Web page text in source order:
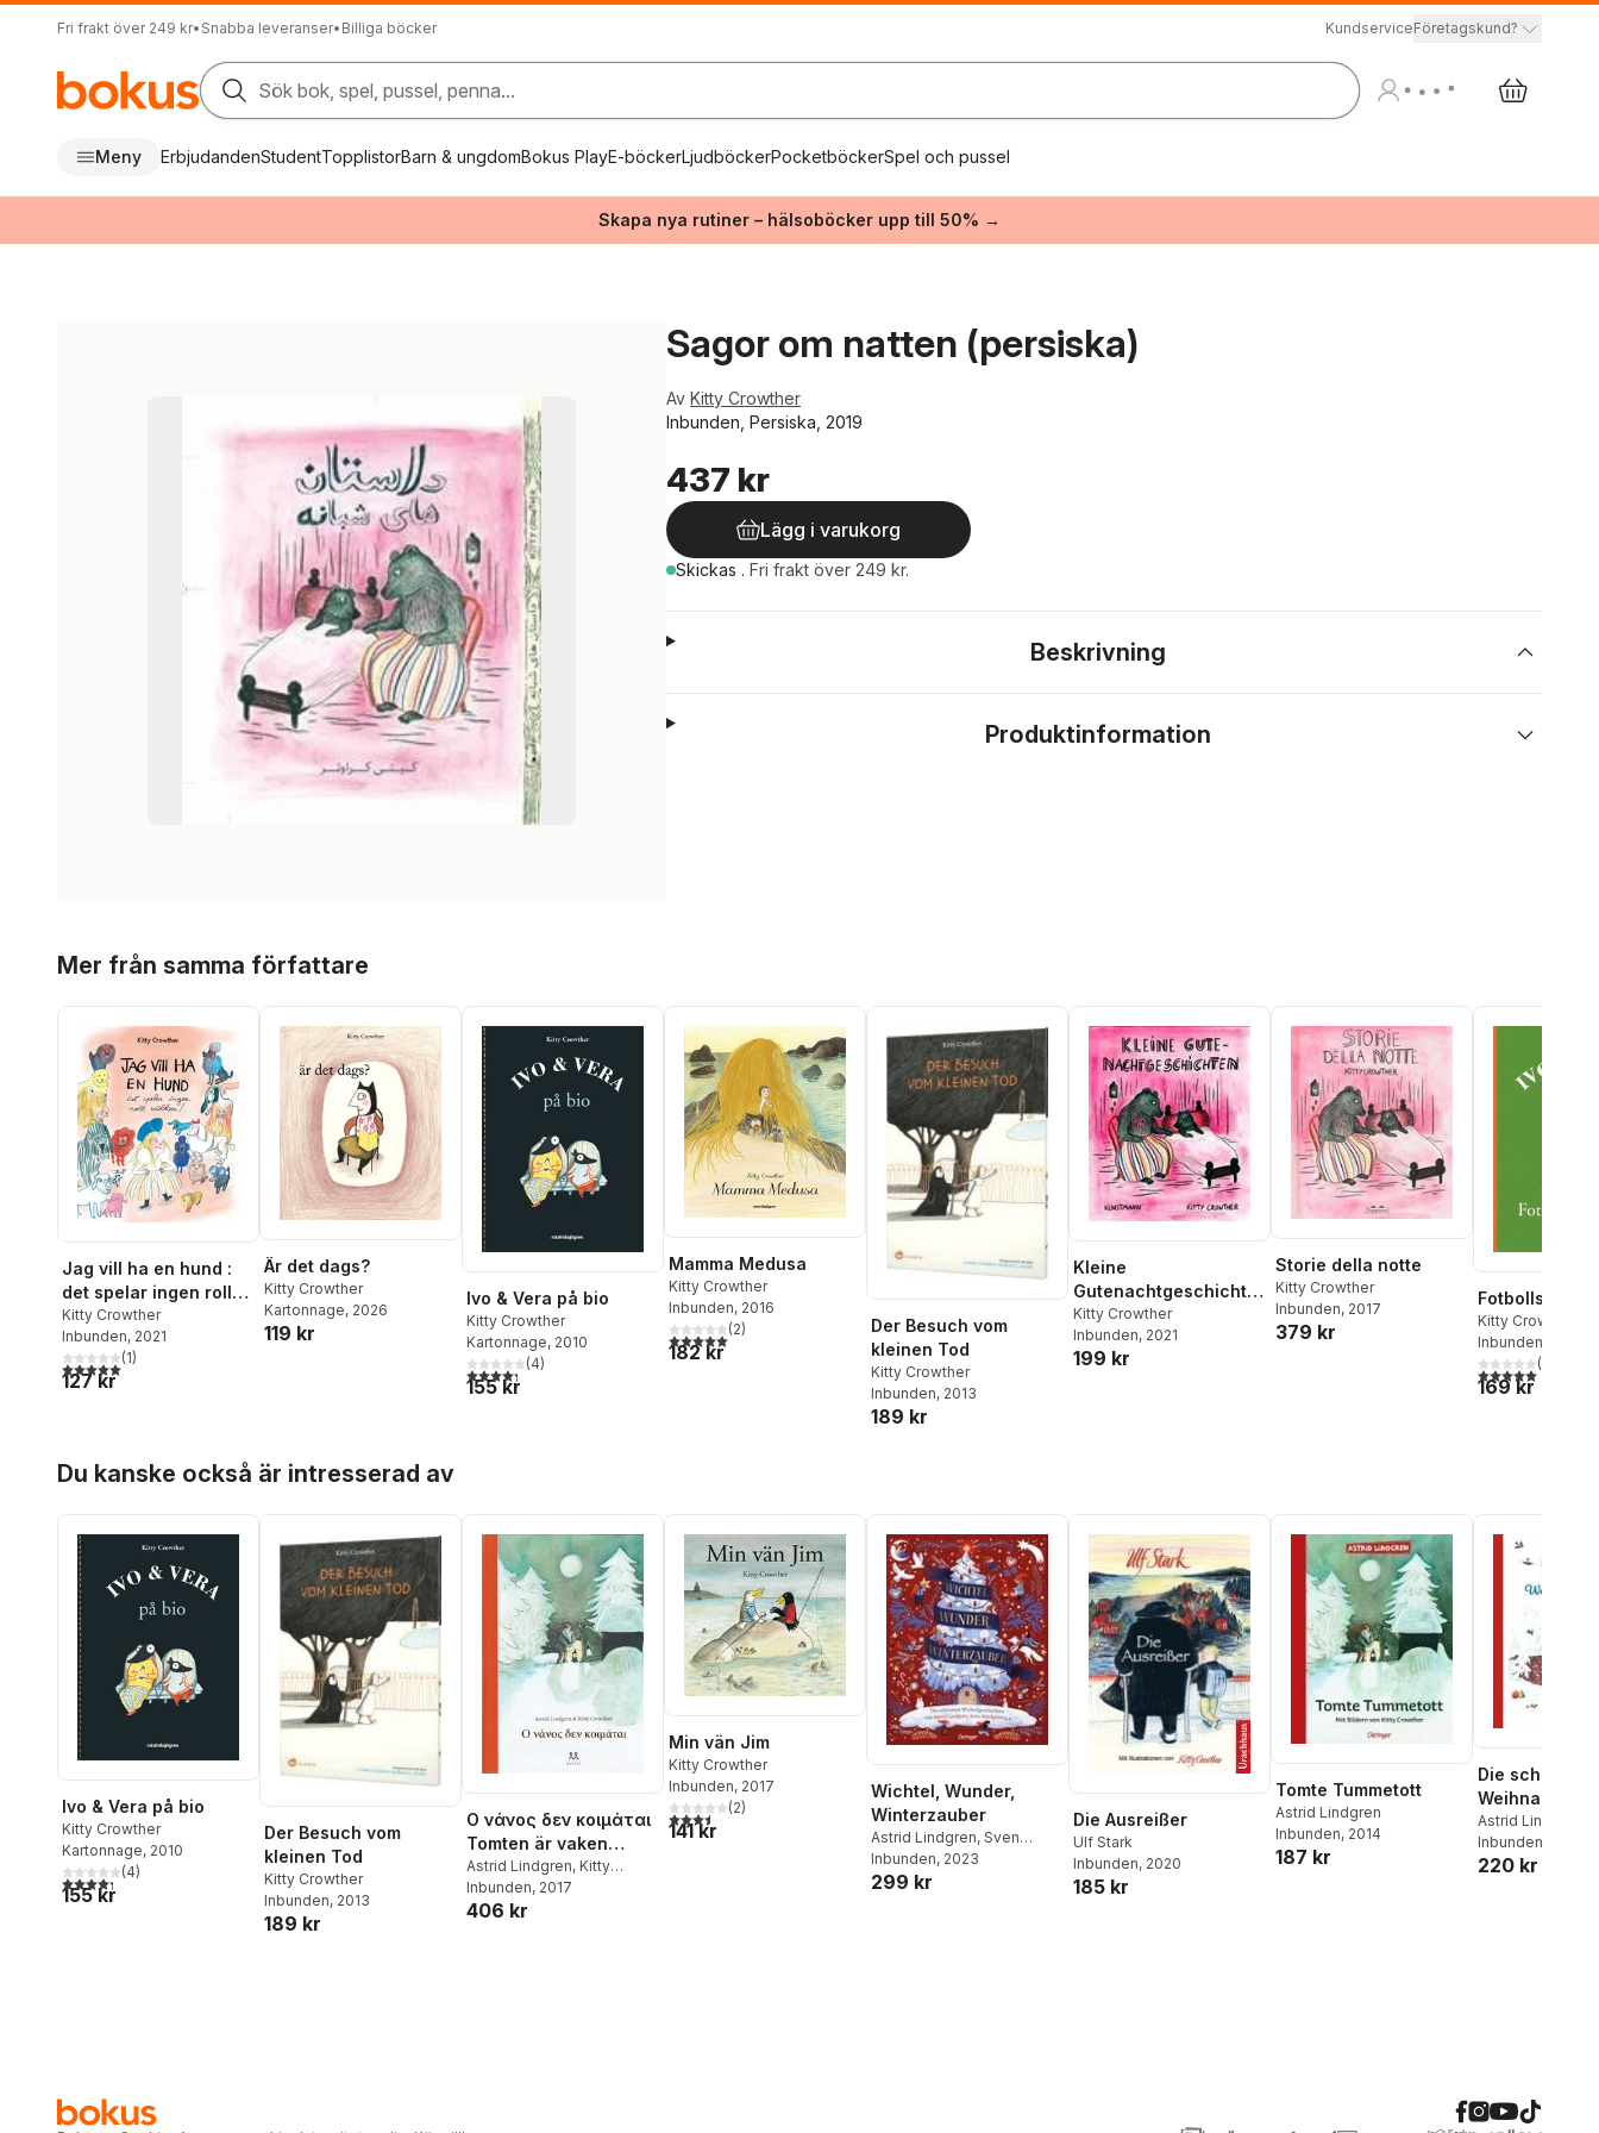
Fri frakt över 249 kr• Snabba leveranser• Billiga böcker KundserviceFöretagskund?
Sök bok, spel, pussel, penna...
Meny ErbjudandenStudentTopplistorBarn & ungdomBokus PlayE-böckerLjudböckerPocketböckerSpel och pussel
Skapa nya rutiner – hälsoböcker upp till 50% →
Sagor om natten (persiska)
Av Kitty Crowther
Inbunden, Persiska, 2019
437 kr
Lägg i varukorg
Skickas . Fri frakt över 249 kr.
Beskrivning
Produktinformation
Mer från samma författare
Jag vill ha en hund :
det spelar ingen roll
vilken!
Kitty Crowther
Inbunden, 2021
5,0utav 5 stjärnor. Totalt antal röster:
(1)
127 kr
Är det dags?
Kitty Crowther
Kartonnage, 2026
119 kr
Ivo & Vera på bio
Kitty Crowther
Kartonnage, 2010
4,3utav 5 stjärnor. Totalt antal röster:
(4)
155 kr
Mamma Medusa
Kitty Crowther
Inbunden, 2016
5,0utav 5 stjärnor. Totalt antal röster:
(2)
182 kr
Der Besuch vom
kleinen Tod
Kitty Crowther
Inbunden, 2013
189 kr
Kleine
Gutenachtgeschichte
n
Kitty Crowther
Inbunden, 2021
199 kr
Storie della notte
Kitty Crowther
Inbunden, 2017
379 kr
Kitty Crowther
Inbunden
5,0utav 5(
169 kr
Du kanske också är intresserad av
Ivo & Vera på bio
Kitty Crowther
Kartonnage, 2010
4,3utav 5 stjärnor. Totalt antal röster:
(4)
155 kr
Der Besuch vom
kleinen Tod
Kitty Crowther
Inbunden, 2013
189 kr
Ο νάνος δεν κοιμάται
Tomten är vaken
(Grekiska)
Astrid Lindgren, Kitty
Crowther
Inbunden, 2017
406 kr
Min vän Jim
Kitty Crowther
Inbunden, 2017
3,5utav 5 stjärnor. Totalt antal röster:
(2)
141 kr
Wichtel, Wunder,
Winterzauber
Astrid Lindgren, Sven
Nordqvist ,Susanne Lütje
Betina Gotzen-Beek
Inbunden, 2023
299 kr
Die Ausreißer
Ulf Stark
Inbunden, 2020
185 kr
Tomte Tummetott
Astrid Lindgren
Inbunden, 2014
187 kr
Die schönsten
en
Astrid Lindgren
Inbunden
220 kr